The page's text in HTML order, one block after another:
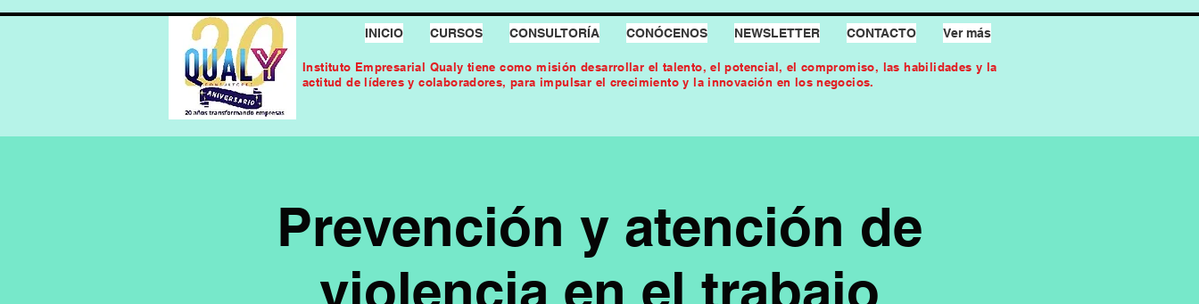
INICIO CURSOS CONSULTORÍA CONÓCENOS NEWSLETTER CONTACTO Ver más
Instituto Empresarial Qualy tiene como misión desarrollar el talento, el potencial, el compromiso, las habilidades y la
actitud de líderes y colaboradores, para impulsar el crecimiento y la innovación en los negocios.
Prevención y atención de
violencia en el trabajo